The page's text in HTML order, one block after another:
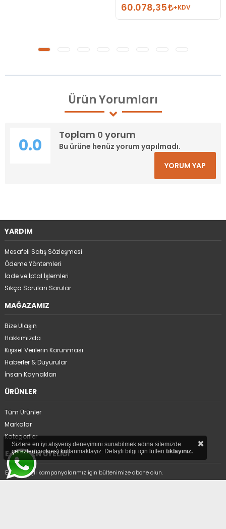
60.078,35
+KDV
ÜrünYorumları
Toplam 0 yorum
Bu ürüne henüz yorum yapılmadı.
0.0
YORUM YAP
YARDIM
Mesafeli Satış Sözleşmesi
Ödeme Yöntemleri
İade ve İptal İşlemleri
Sıkça Sorulan Sorular
MAĞAZAMIZ
Bize Ulaşın
Hakkımızda
Kişisel Verilerin Korunması
Haberler & Duyurular
İnsan Kaynakları
ÜRÜNLER
Tüm Ürünler
Markalar
Kategoriler
E-BÜLTEN ÜYELİĞİ
En avantajlı kampanyalarımız için bültenimize abone olun.
Sizlere en iyi alışveriş deneyimini sunabilmek adına sitemizde
çerezler(cookies) kullanmaktayız. Detaylı bilgi için lütfen tıklayınız. ×